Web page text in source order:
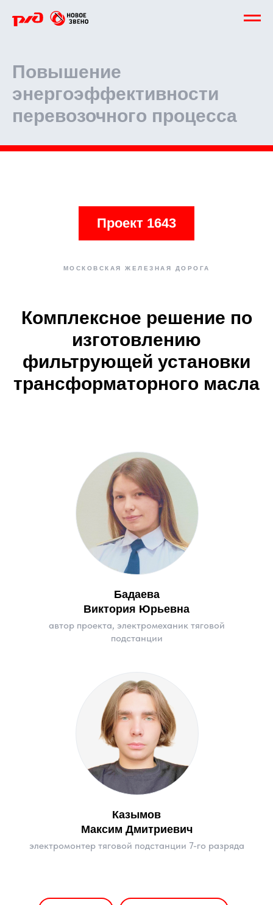
Повышение
энергоэффективности
перевозочного процесса
Проект 1643
МОСКОВСКАЯ ЖЕЛЕЗНАЯ ДОРОГА
Комплексное решение по
изготовлению
фильтрующей установки
трансформаторного масла
Бадаева
Виктория Юрьевна
автор проекта, электромеханик тяговой
подстанции
Казымов
Максим Дмитриевич
электромонтер тяговой подстанции 7-го разряда